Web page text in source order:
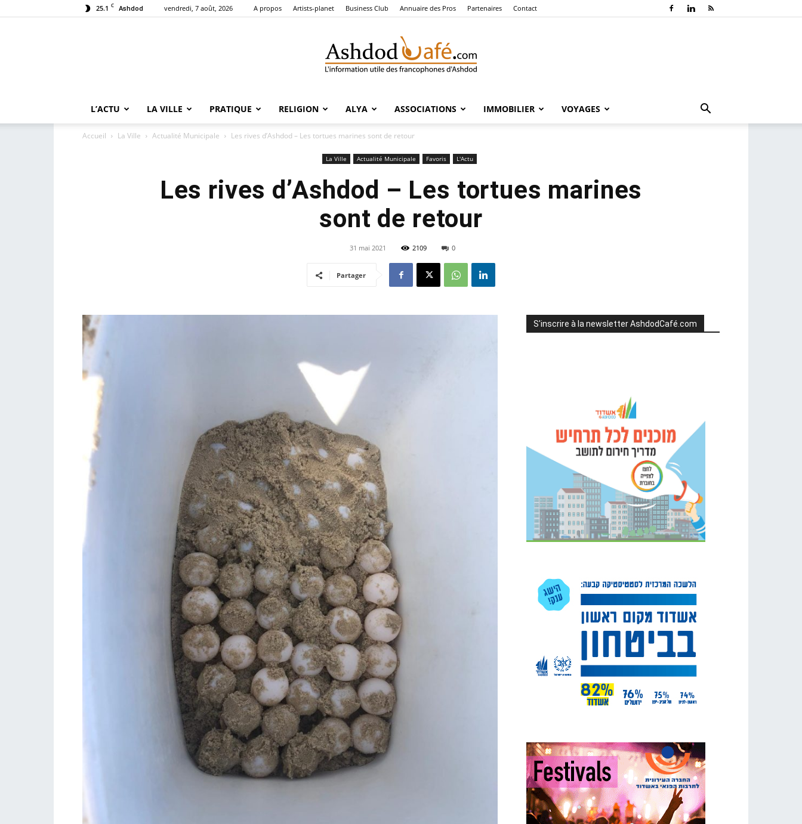
25.1 C Ashdod vendredi, 7 août, 2026 A propos Artists-planet Business Club Annuaire des Pros Partenaires Contact
Café
L’ACTU LA VILLE PRATIQUE RELIGION ALYA ASSOCIATIONS IMMOBILIER VOYAGES
Accueil La Ville Actualité Municipale Les rives d’Ashdod – Les tortues marines sont de retour
La Ville Actualité Municipale Favoris L'Actu
Les rives d’Ashdod – Les tortues marines
sont de retour
31 mai 2021 2109 0
Partager
S'inscrire à la newsletter AshdodCafé.com